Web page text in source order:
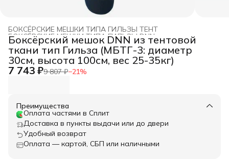
БОКСЁРСКИЕ МЕШКИ ТИПА ГИЛЬЗЫ ТЕНТ
БОКСЁРСКИЕ МЕШКИ ТИПА ГИЛЬЗЫ DNN ›
БОКСЕРСКИЕ МЕШКИ DNN ›
Главная ›
Боксёрский мешок DNN из тентовой
ткани тип Гильза (МБТГ-3: диаметр
30см, высота 100см, вес 25-35кг)
7 743 ₽9 807 ₽−21%
Преимущества
Оплата частями в Сплит
Доставка в пункты выдачи или до двери
Удобный возврат
Оплата — картой, СБП или наличными